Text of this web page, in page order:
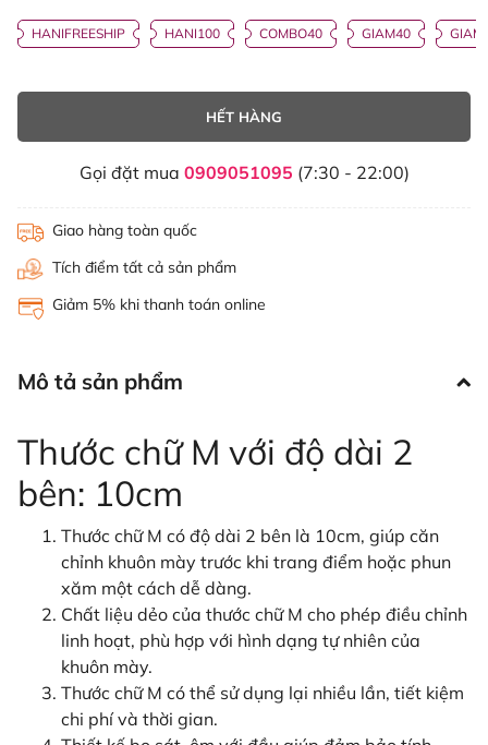
HANIFREESHIP HANI100 COMBO40 GIAM40
HẾT HÀNG
Gọi đặt mua 0909051095 (7:30 - 22:00)
Giao hàng toàn quốc
Tích điểm tất cả sản phẩm
Giảm 5% khi thanh toán online
Mô tả sản phẩm
Thước chữ M với độ dài 2
bên: 10cm
Thước chữ M có độ dài 2 bên là 10cm, giúp căn
chỉnh khuôn mày trước khi trang điểm hoặc phun
xăm một cách dễ dàng.
Chất liệu dẻo của thước chữ M cho phép điều chỉnh
linh hoạt, phù hợp với hình dạng tự nhiên của
khuôn mày.
Thước chữ M có thể sử dụng lại nhiều lần, tiết kiệm
chi phí và thời gian.